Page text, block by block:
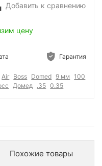
Добавить к сравнению
цену
Гарантия
Air Boss Domed 9 мм
100
Домед .35 0.35
Похожие товары